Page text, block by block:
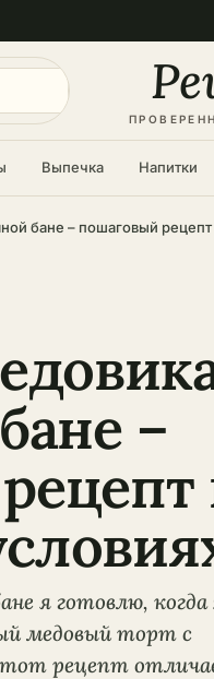
Выпечка Напитки
–
я готовлю, когда
медовый торт с
рецепт